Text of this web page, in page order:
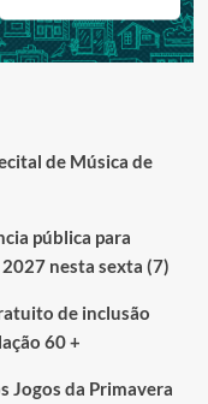
de Música de
pública para
nesta sexta (7)
de inclusão
60 +
Jogos da Primavera